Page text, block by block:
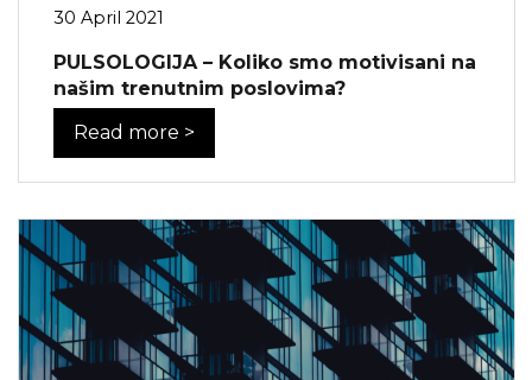
30 April 2021
PULSOLOGIJA – Koliko smo motivisani na
našim trenutnim poslovima?
Read more >